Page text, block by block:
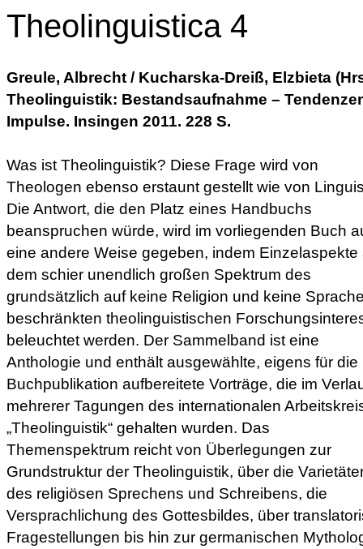
Theolinguistica 4
Greule, Albrecht / Kucharska-Dreiß, Elzbieta
Theolinguistik: Bestandsaufnahme –
Impulse. Insingen 2011. 228 S.
Was ist Theolinguistik? Diese Frage wird von
Theologen ebenso erstaunt gestellt wie von
Die Antwort, die den Platz eines Handbuchs
beanspruchen würde, wird im vorliegenden Buch
eine andere Weise gegeben, indem Einzelaspekte
dem schier unendlich großen Spektrum des
grundsätzlich auf keine Religion und keine
beschränkten theolinguistischen
beleuchtet werden. Der Sammelband ist eine
Anthologie und enthält ausgewählte, eigens für die
Buchpublikation aufbereitete Vorträge, die im
mehrerer Tagungen des internationalen
„Theolinguistik“ gehalten wurden. Das
Themenspektrum reicht von Überlegungen zur
Grundstruktur der Theolinguistik, über die
des religiösen Sprechens und Schreibens, die
Versprachlichung des Gottesbildes, über
Fragestellungen bis hin zur germanischen